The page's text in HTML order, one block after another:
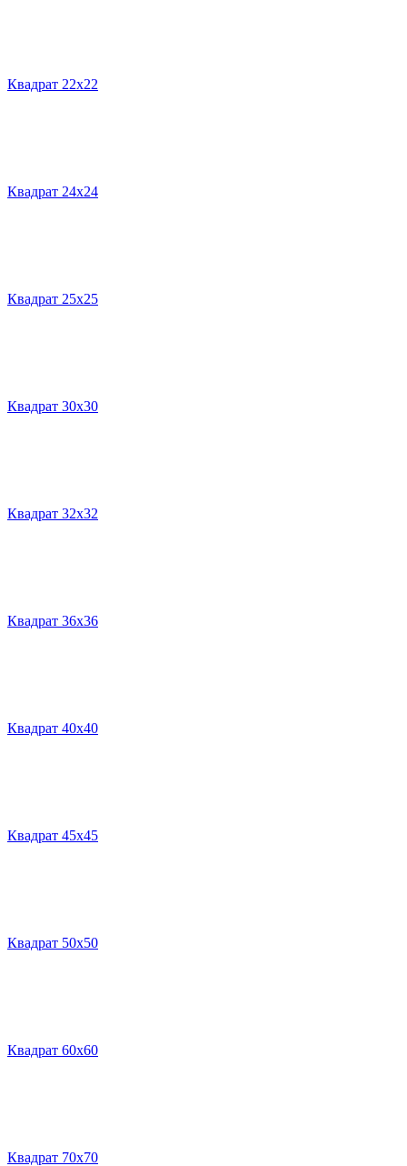
Квадрат 22х22
Квадрат 24х24
Квадрат 25х25
Квадрат 30х30
Квадрат 32х32
Квадрат 36х36
Квадрат 40х40
Квадрат 45х45
Квадрат 50х50
Квадрат 60х60
Квадрат 70х70